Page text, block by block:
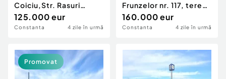
Coiciu,Str. Rasuri
nr.59,teren 180
mp,front stradal 14 m
125.000 eur
Constanta 4 zile în urmă
Frunzelor nr. 117, teren
173 mp situat pe colt
160.000 eur
Constanta 4 zile în urmă
Promovat